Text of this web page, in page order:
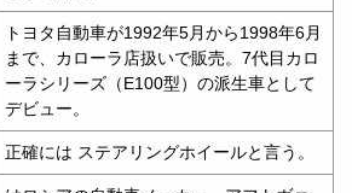
トヨタ自動車が1992年5月から1998年6月
まで、カローラ店扱いで販売。7代目カロ
ーラシリーズ（E100型）の派生車として
デビュー。
正確には ステアリングホイールと言う。